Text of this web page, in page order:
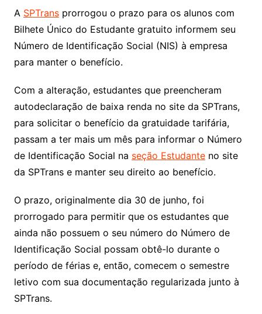
A SPTransprorrogou o prazo para os alunos com
Bilhete Único do Estudante gratuito informem seu
Número de Identificação Social (NIS) à empresa
para manter o benefício.
Com a alteração, estudantes que preencheram
autodeclaração de baixa renda no site da SPTrans,
para solicitar o benefício da gratuidade tarifária,
passam a ter mais um mês para informar o Número
de Identificação Social na seção Estudanteno site
da SPTrans e manter seu direito ao benefício.
O prazo, originalmente dia 30 de junho, foi
prorrogado para permitir que os estudantes que
ainda não possuem o seu número do Número de
Identificação Social possam obtê-lo durante o
período de férias e, então, comecem o semestre
letivo com sua documentação regularizada junto à
SPTrans.